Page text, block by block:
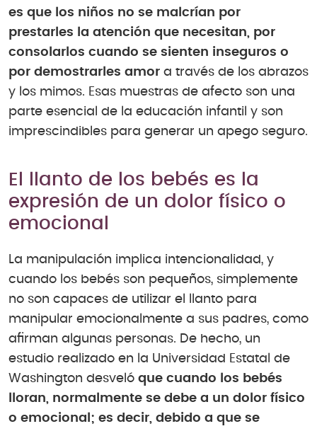
es que los niños no se malcrían por
prestarles la atención que necesitan, por
consolarlos cuando se sienten inseguros o
por demostrarles amor a través de los abrazos
y los mimos. Esas muestras de afecto son una
parte esencial de la educación infantil y son
imprescindibles para generar un apego seguro.
El llanto de los bebés es la
expresión de un dolor físico o
emocional
La manipulación implica intencionalidad, y
cuando los bebés son pequeños, simplemente
no son capaces de utilizar el llanto para
manipular emocionalmente a sus padres, como
afirman algunas personas. De hecho, un
estudio realizado en la Universidad Estatal de
Washington desveló que cuando los bebés
lloran, normalmente se debe a un dolor físico
o emocional; es decir, debido a que se